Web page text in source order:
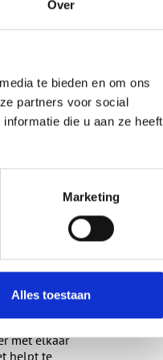
Over
te bieden en om ons
partners voor social
die u aan ze heeft
Marketing
Alles toestaan
De ambitie van
bijdragen aan
van de
zeker in de
binnen de VHZ
Groep heeft
Goals.”
weer lid van
met elkaar
helpt te